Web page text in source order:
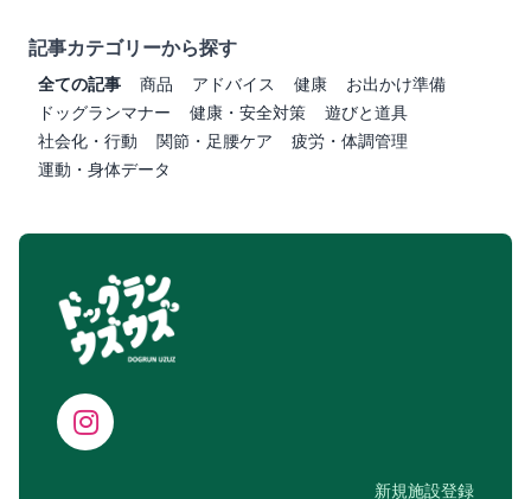
記事カテゴリーから探す
全ての記事 商品 アドバイス 健康
お出かけ準備
ドッグランマナー
健康・安全対策
遊びと道具
社会化・行動
関節・足腰ケア
疲労・体調管理
運動・身体データ
新規施設登録